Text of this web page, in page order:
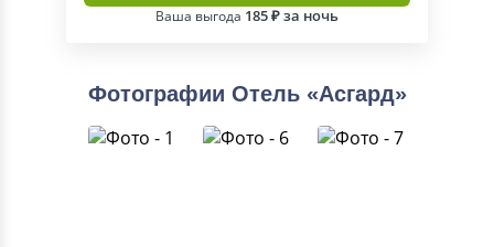
Ваша выгода 185 ₽ за ночь
Фотографии Отель «Асгард»